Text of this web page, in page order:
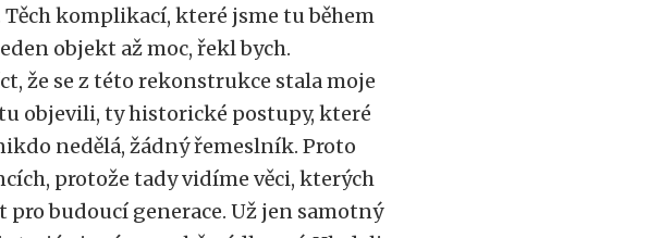
komplikací, které jsme tu během
objekt až moc, řekl bych.
že se z této rekonstrukce stala moje
objevili, ty historické postupy, které
nedělá, žádný řemeslník. Proto
protože tady vidíme věci, kterých
pro budoucí generace. Už jen samotný